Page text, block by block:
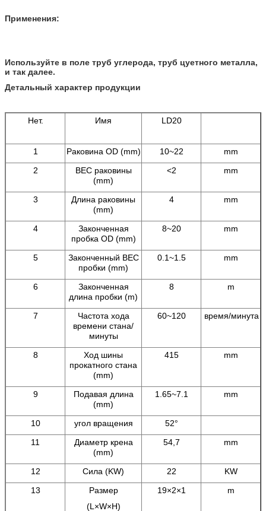
Применения:
Используйте в поле труб углерода, труб цуетного металла,
и так далее.
Детальный характер продукции
Нет. Имя LD20
1 Раковина OD (mm) 10~22
mm
2
ВЕС раковины
(mm)
<2 mm
3
Длина раковины
(mm)
4 mm
4
Законченная
пробка OD (mm)
8~20 mm
5
Законченный ВЕС
пробки (mm)
0.1~1.5 mm
6
Законченная
длина пробки (m)
8 m
7
Частота хода
времени стана/
минуты
60~120 время/минута
8
Ход шины
прокатного стана
(mm)
415 mm
9
Подавая длина
(mm)
1.65~7.1 mm
10 угол вращения
52°
11
Диаметр крена
(mm)
54,7 mm
12 Сила (KW) 22
KW
13
Размер
(L×W×H)
19×2×1 m